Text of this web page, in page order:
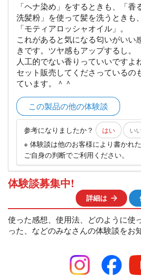
「ヘナ染め」をするときも、「香
洗髪粉」を使って髪を洗うときも
「モティアロッシャオイル」。
これがあると気になる匂いがいい
きです。ツヤ感もアップするし。
人工的でない香りっていいですよ
セット販売してくださっているの
ています。＾＾
この製品の他の体験談
参考になりましたか？ はい い
※ 体験談は他のお客様により書かれ
ご自身の判断でご利用ください。
体験談募集中!
詳細は
使った感想、使用法、どのように使
った、などのみなさんの体験談をお